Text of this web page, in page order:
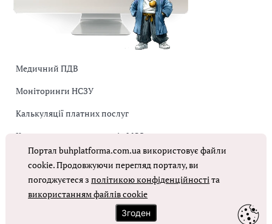
Медичний ПДВ
Моніторинги НСЗУ
Калькуляції платних послуг
Коригувальна накладна від МОЗ
Оплата праці в КНП
ОТРИМАТИ ДОСТУП
Портал buhplatforma.com.ua використовує файли
cookie. Продовжуючи перегляд порталу, ви
погоджуєтеся зполітикою конфіденційностіта
використанням файлів cookie
Згоден